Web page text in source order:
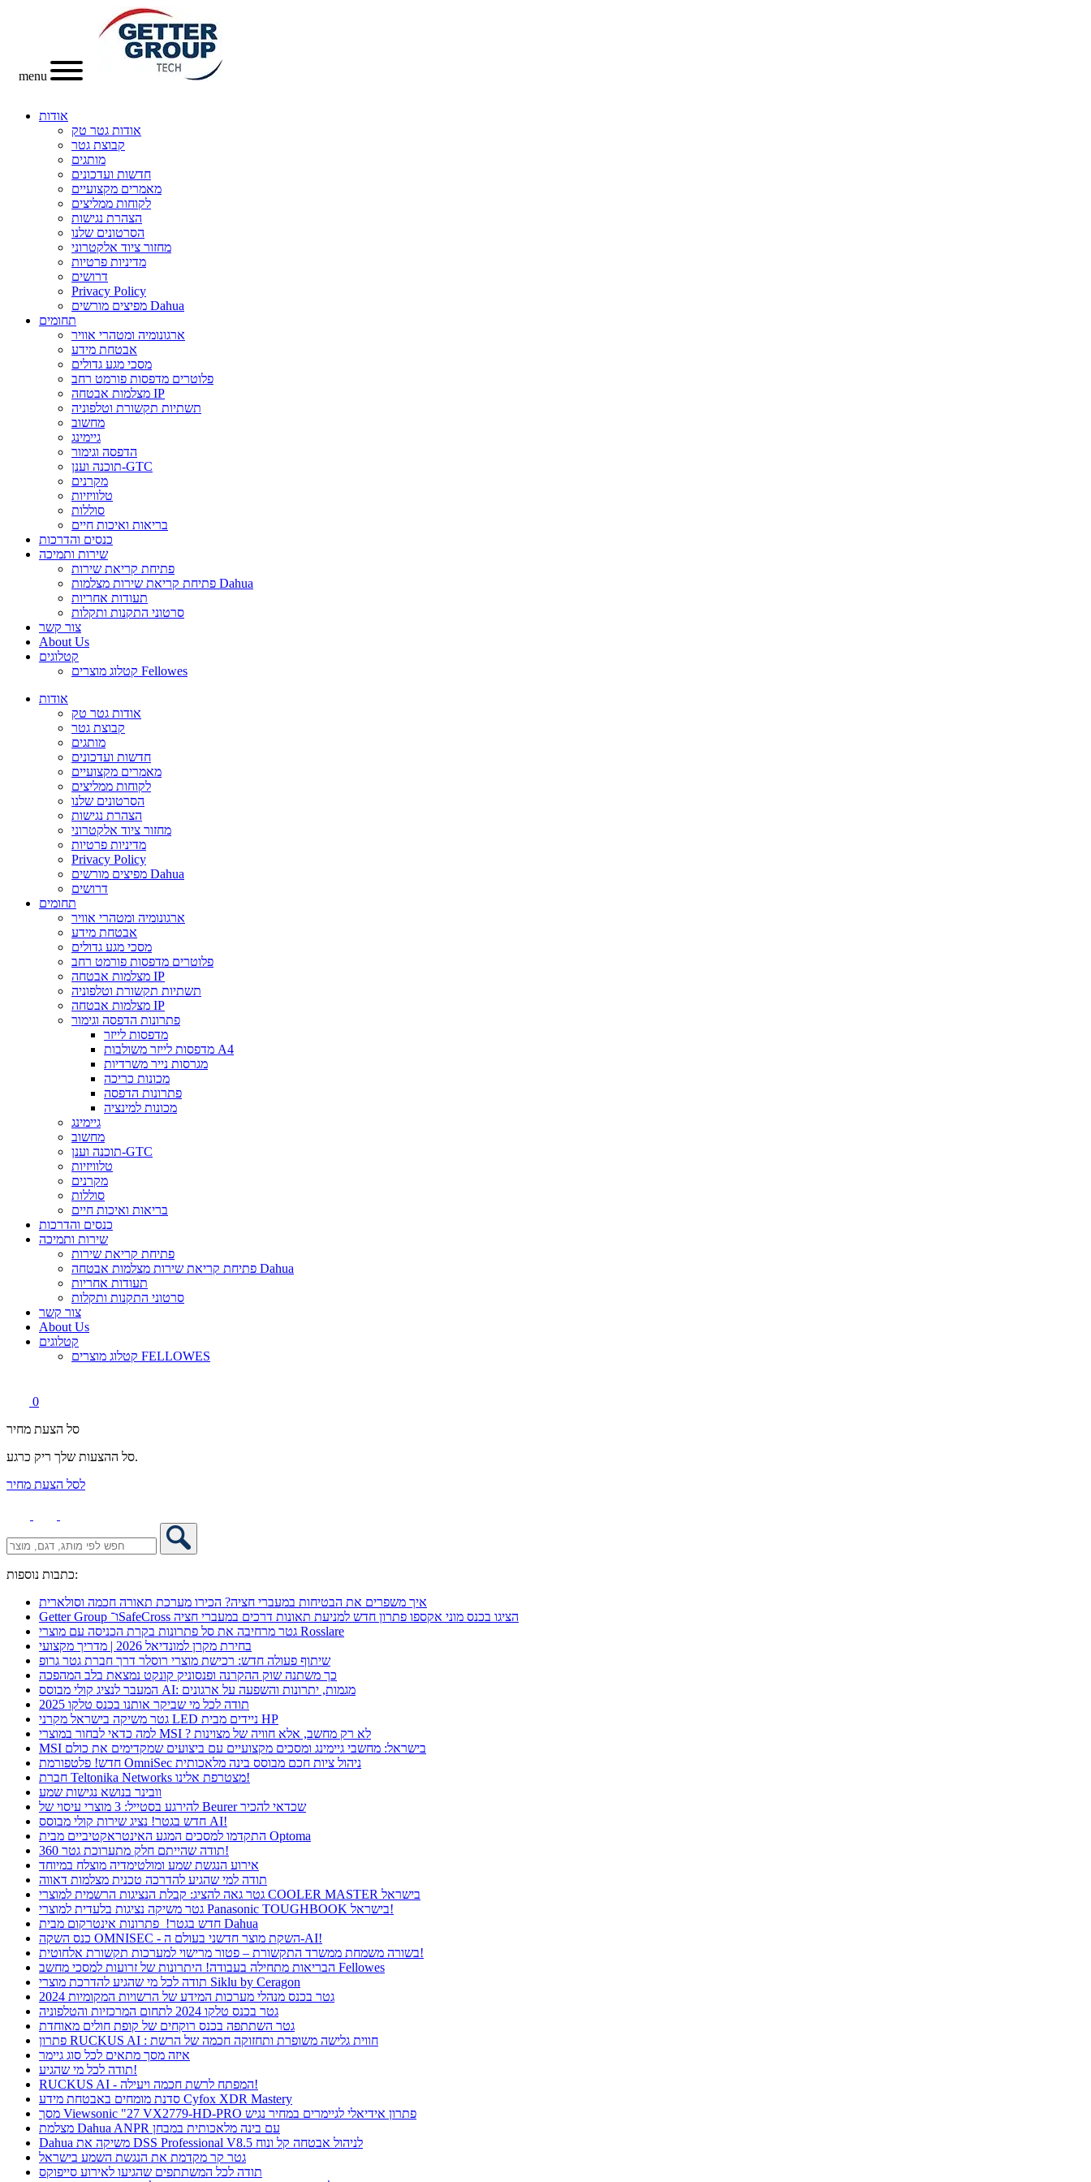
menu
אודות
אודות גטר טק
קבוצת גטר
מותגים
חדשות ועדכונים
מאמרים מקצועיים
לקוחות ממליצים
הצהרת נגישות
הסרטונים שלנו
מחזור ציוד אלקטרוני
מדיניות פרטיות
דרושים
Privacy Policy
מפיצים מורשים Dahua
תחומים
ארגונומיה ומטהרי אוויר
אבטחת מידע
מסכי מגע גדולים
פלוטרים מדפסות פורמט רחב
מצלמות אבטחה IP
תשתיות תקשורת וטלפוניה
מחשוב
גיימינג
הדפסה וגימור
תוכנה וענן-GTC
מקרנים
טלוויזיות
סוללות
בריאות ואיכות חיים
כנסים והדרכות
שירות ותמיכה
פתיחת קריאת שירות
פתיחת קריאת שירות מצלמות Dahua
תעודות אחריות
סרטוני התקנות ותקלות
צור קשר
About Us
קטלוגים
קטלוג מוצרים Fellowes
אודות
אודות גטר טק
קבוצת גטר
מותגים
חדשות ועדכונים
מאמרים מקצועיים
לקוחות ממליצים
הסרטונים שלנו
הצהרת נגישות
מחזור ציוד אלקטרוני
מדיניות פרטיות
Privacy Policy
מפיצים מורשים Dahua
דרושים
תחומים
ארגונומיה ומטהרי אוויר
אבטחת מידע
מסכי מגע גדולים
פלוטרים מדפסות פורמט רחב
מצלמות אבטחה IP
תשתיות תקשורת וטלפוניה
מצלמות אבטחה IP
פתרונות הדפסה וגימור
מדפסות לייזר
מדפסות לייזר משולבות A4
מגרסות נייר משרדיות
מכונות כריכה
פתרונות הדפסה
מכונות למינציה
גיימינג
מחשוב
תוכנה וענן-GTC
טלוויזיות
מקרנים
סוללות
בריאות ואיכות חיים
כנסים והדרכות
שירות ותמיכה
פתיחת קריאת שירות
פתיחת קריאת שירות מצלמות אבטחה Dahua
תעודות אחריות
סרטוני התקנות ותקלות
צור קשר
About Us
קטלוגים
קטלוג מוצרים FELLOWES
0
סל הצעת מחיר
סל ההצעות שלך ריק כרגע.
לסל הצעת מחיר
כתבות נוספות:
איך משפרים את הבטיחות במעברי חציה? הכירו מערכת תאורה חכמה וסולארית
Getter Group ו־SafeCross הציגו בכנס מוני אקספו פתרון חדש למניעת תאונות דרכים במעברי חציה
גטר מרחיבה את סל פתרונות בקרת הכניסה עם מוצרי Rosslare
בחירת מקרן למונדיאל 2026 | מדריך מקצועי
שיתוף פעולה חדש: רכישת מוצרי רוסלר דרך חברת גטר גרופ
כך משתנה שוק ההקרנה ופנסוניק קונקט נמצאת בלב המהפכה
המעבר לנציג קולי מבוסס AI: מגמות, יתרונות והשפעה על ארגונים
תודה לכל מי שביקר אותנו בכנס טלקו 2025
גטר משיקה בישראל מקרני LED ניידים מבית HP
למה כדאי לבחור במוצרי MSI ? לא רק מחשב, אלא חוויה של מצוינות
MSI בישראל: מחשבי גיימינג ומסכים מקצועיים עם ביצועים שמקדימים את כולם
חדש! פלטפורמת OmniSec ניהול ציות חכם מבוסס בינה מלאכותית
חברת Teltonika Networks מצטרפת אלינו!
וובינר בנושא נגישות שמע
להירגע בסטייל: 3 מוצרי עיסוי של Beurer שכדאי להכיר
חדש בגטר! נציג שירות קולי מבוסס AI!
התקדמו למסכים המגע האינטראקטיביים מבית Optoma
תודה שהייתם חלק מתערוכת גטר 360!
אירוע הנגשת שמע ומולטימדיה מוצלח במיוחד
תודה למי שהגיע להדרכה טכנית מצלמות דאווה
גטר גאה להציג: קבלת הנציגות הרשמית למוצרי COOLER MASTER בישראל
גטר משיקה נציגות בלעדית למוצרי Panasonic TOUGHBOOK בישראל!
חדש בגטר! פתרונות אינטרקום מבית Dahua
כנס השקה OMNISEC - השקת מוצר חדשני בעולם ה-AI!
בשורה משמחת ממשרד התקשורת – פטור מרישוי למערכות תקשורת אלחוטית!
הבריאות מתחילה בעבודה! היתרונות של זרועות למסכי מחשב Fellowes
תודה לכל מי שהגיע להדרכת מוצרי Siklu by Ceragon
גטר בכנס מנהלי מערכות המידע של הרשויות המקומיות 2024
גטר בכנס טלקו 2024 לתחום המרכזיות והטלפוניה
גטר השתתפה בכנס רוקחים של קופת חולים מאוחדת
פתרון RUCKUS AI : חווית גלישה משופרת ותחזוקה חכמה של הרשת
איזה מסך מתאים לכל סוג גיימר
תודה לכל מי שהגיע!
RUCKUS AI - המפתח לרשת חכמה ויעילה!
סדנת מומחים באבטחת מידע Cyfox XDR Mastery
מסך Viewsonic "27 VX2779-HD-PRO פתרון אידיאלי לגיימרים במחיר נגיש
מצלמת Dahua ANPR עם בינה מלאכותית במבחן
Dahua משיקה את DSS Professional V8.5 לניהול אבטחה קל ונוח
גטר קר מקדמת את הנגשת השמע בישראל
תודה לכל המשתתפים שהגיעו לאירוע סייפוקס